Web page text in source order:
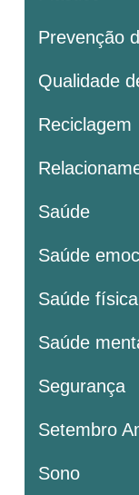
Prevenção
Qualidade
Reciclagem
Saúde
Saúde
Saúde física
Saúde
Segurança
Setembro
Sono